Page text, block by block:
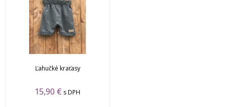
Ľahučké kraťasy
15,90 € s DPH